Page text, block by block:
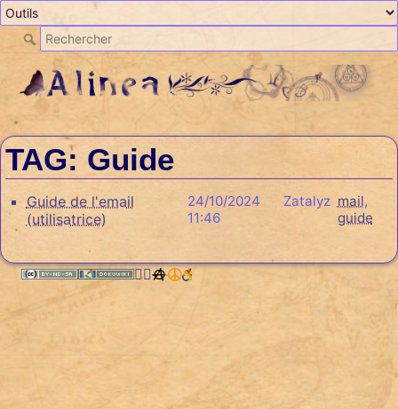
TAG: Guide
Guide de l'email
(utilisatrice)
24/10/2024
11:46
Zatalyz mail,
guide
🏳️‍🌈